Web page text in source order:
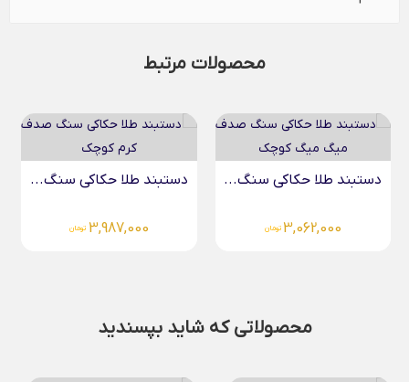
محصولات مرتبط
دستبند طلا حکاکی سنگ...
3,062,000 تومان
دستبند طلا حکاکی سنگ...
3,987,000 تومان
محصولاتی که شاید بپسندید